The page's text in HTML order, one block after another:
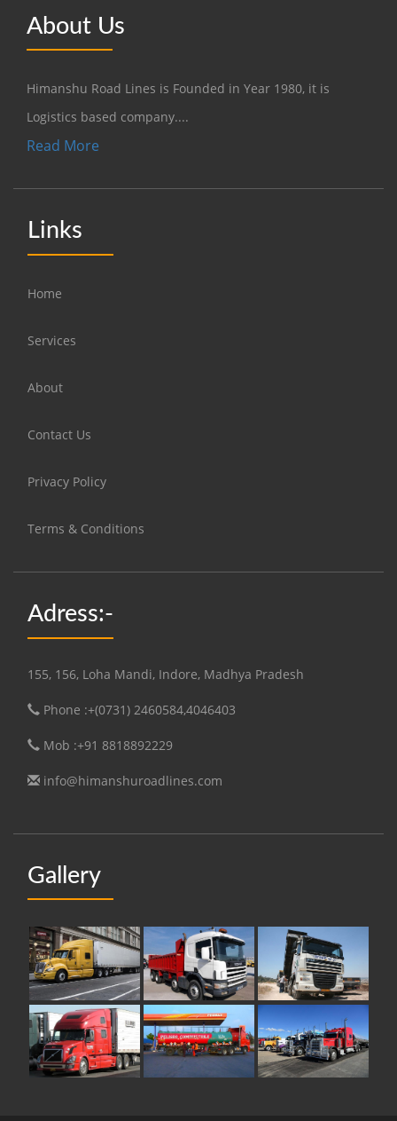
About Us
Himanshu Road Lines is Founded in Year 1980, it is
Logistics based company....
Read More
Links
Home
Services
About
Contact Us
Privacy Policy
Terms & Conditions
Adress:-
155, 156, Loha Mandi, Indore, Madhya Pradesh
Phone :+(0731) 2460584,4046403
Mob :+91 8818892229
info@himanshuroadlines.com
Gallery